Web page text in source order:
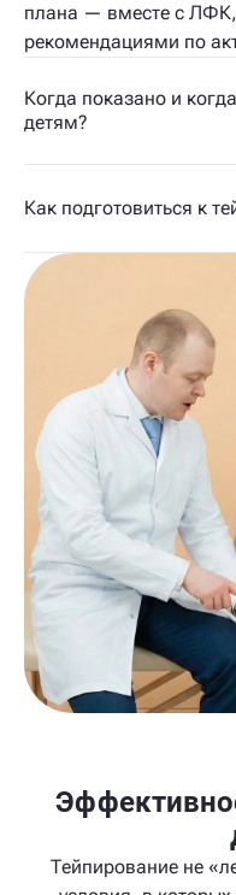
плана — вместе с
рекомендациями по
Когда показано и
детям?
Как подготовиться к
Тейпирование не